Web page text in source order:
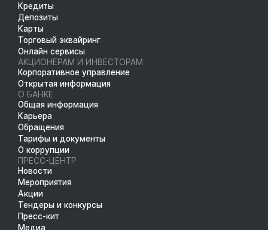
Кредиты
Депозиты
Карты
Торговый эквайринг
Онлайн сервисы
АКЦИОНЕРАМ И ИНВЕСТОРАМ
Корпоративное управление
Открытая информация
О БАНКЕ
Общая информация
Карьера
Обращения
Тарифы и документы
О коррупции
ПРЕСС-ЦЕНТР
Новости
Мероприятия
Акции
Тендеры и конкурсы
Пресс-кит
Медиа